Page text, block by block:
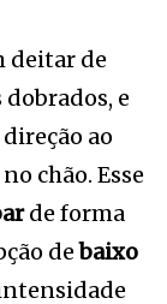
deitar de
e
ao
chão. Esse
de forma
debaixo